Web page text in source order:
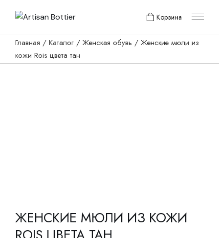
Корзина
Главная Каталог Женская обувь
Женские мюли из
кожи Rois цвета тан
ЖЕНСКИЕ МЮЛИ ИЗ КОЖИ